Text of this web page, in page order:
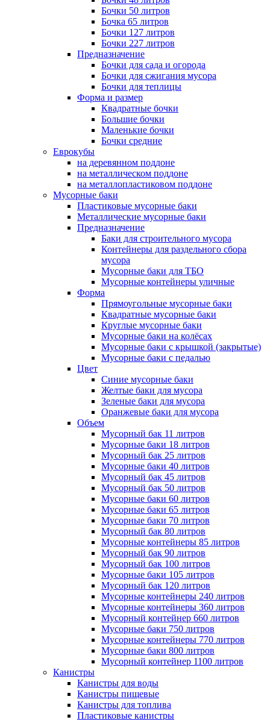
Бочки 50 литров
Бочка 65 литров
Бочки 127 литров
Бочки 227 литров
Предназначение
Бочки для сада и огорода
Бочки для сжигания мусора
Бочки для теплицы
Форма и размер
Квадратные бочки
Большие бочки
Маленькие бочки
Бочки средние
Еврокубы
на деревянном поддоне
на металлическом поддоне
на металлопластиковом поддоне
Мусорные баки
Пластиковые мусорные баки
Металлические мусорные баки
Предназначение
Баки для строительного мусора
Контейнеры для раздельного сбора
мусора
Мусорные баки для ТБО
Мусорные контейнеры уличные
Форма
Прямоугольные мусорные баки
Квадратные мусорные баки
Круглые мусорные баки
Мусорные баки на колёсах
Мусорные баки с крышкой (закрытые)
Мусорные баки с педалью
Цвет
Синие мусорные баки
Желтые баки для мусора
Зеленые баки для мусора
Оранжевые баки для мусора
Объем
Мусорный бак 11 литров
Мусорные баки 18 литров
Мусорный бак 25 литров
Мусорные баки 40 литров
Мусорный бак 45 литров
Мусорный бак 50 литров
Мусорные баки 60 литров
Мусорные баки 65 литров
Мусорные баки 70 литров
Мусорный бак 80 литров
Мусорные контейнеры 85 литров
Мусорный бак 90 литров
Мусорный бак 100 литров
Мусорные баки 105 литров
Мусорный бак 120 литров
Мусорные контейнеры 240 литров
Мусорные контейнеры 360 литров
Мусорный контейнер 660 литров
Мусорные баки 750 литров
Мусорные контейнеры 770 литров
Мусорные баки 800 литров
Мусорный контейнер 1100 литров
Канистры
Канистры для воды
Канистры пищевые
Канистры для топлива
Пластиковые канистры